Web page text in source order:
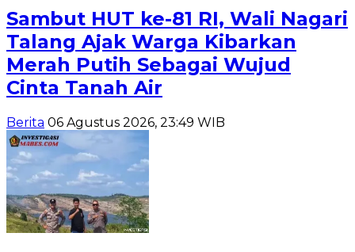
Sambut HUT ke-81 RI, Wali Nagari
Talang Ajak Warga Kibarkan
Merah Putih Sebagai Wujud
Cinta Tanah Air
Berita 06 Agustus 2026, 23:49 WIB